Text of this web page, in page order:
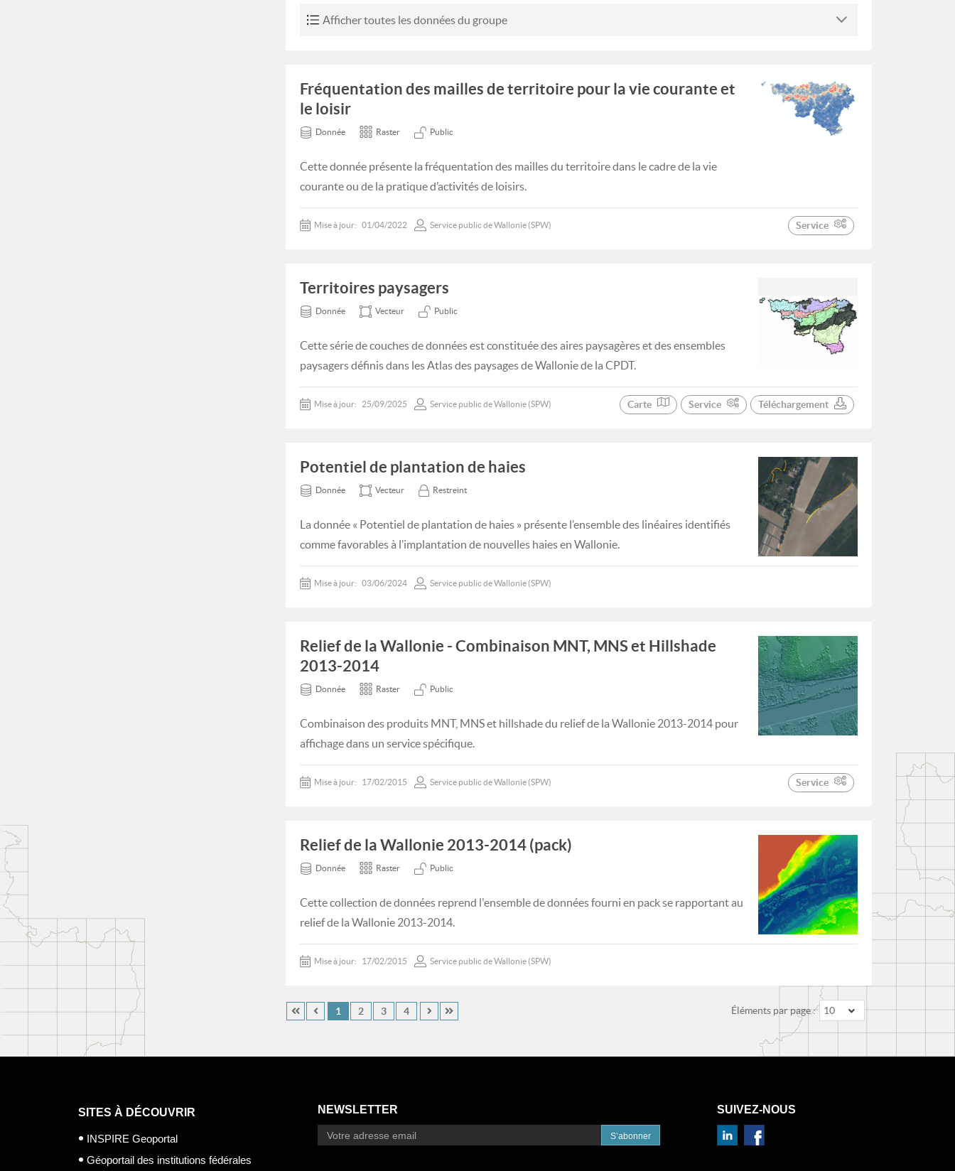
Afficher toutes les données du groupe
Fréquentation des mailles de territoire pour la vie courante et
le loisir
Donnée Raster Public
Cette donnée présente la fréquentation des mailles du territoire dans le cadre de la vie
courante ou de la pratique d’activités de loisirs.
Mise à jour: 01/04/2022 Service public de Wallonie (SPW) Service
Territoires paysagers
Donnée Vecteur Public
Cette série de couches de données est constituée des aires paysagères et des ensembles
paysagers définis dans les Atlas des paysages de Wallonie de la CPDT.
Mise à jour: 25/09/2025 Service public de Wallonie (SPW) Carte Service Téléchargement
Potentiel de plantation de haies
Donnée Vecteur Restreint
La donnée « Potentiel de plantation de haies » présente l’ensemble des linéaires identifiés
comme favorables à l’implantation de nouvelles haies en Wallonie.
Mise à jour: 03/06/2024 Service public de Wallonie (SPW)
Relief de la Wallonie - Combinaison MNT, MNS et Hillshade
2013-2014
Donnée Raster Public
Combinaison des produits MNT, MNS et hillshade du relief de la Wallonie 2013-2014 pour
affichage dans un service spécifique.
Mise à jour: 17/02/2015 Service public de Wallonie (SPW) Service
Relief de la Wallonie 2013-2014 (pack)
Donnée Raster Public
Cette collection de données reprend l'ensemble de données fourni en pack se rapportant au
relief de la Wallonie 2013-2014.
Mise à jour: 17/02/2015 Service public de Wallonie (SPW)
Éléments par page : 10
1 2 3 4
SITES À DÉCOUVRIR
INSPIRE Geoportal
Géoportail des institutions fédérales
NEWSLETTER
S’abonner
SUIVEZ-NOUS